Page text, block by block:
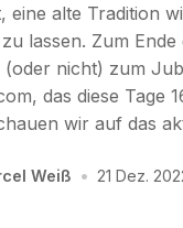
eine alte Tradition
lassen. Zum Ende
(oder nicht) zum
das diese Tage
wir auf das
Weiß • 21 Dez.